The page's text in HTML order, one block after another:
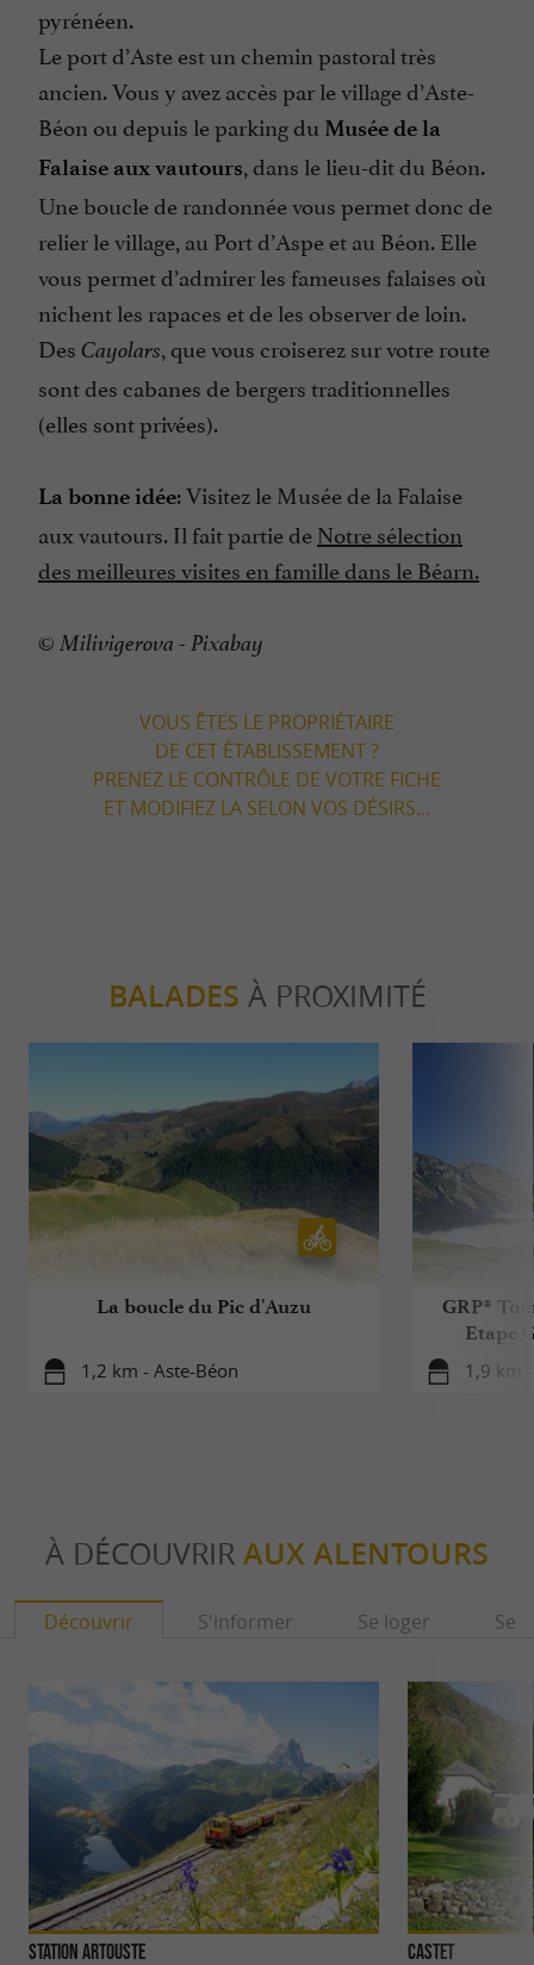
pyrénéen.
Le port d’Aste est un chemin pastoral très
ancien. Vous y avez accès par le village d’Aste-
Béon ou depuis le parking du Musée de la
Falaise aux vautours, dans le lieu-dit du Béon.
Une boucle de randonnée vous permet donc de
relier le village, au Port d’Aspe et au Béon. Elle
vous permet d’admirer les fameuses falaises où
nichent les rapaces et de les observer de loin.
Des Cayolars, que vous croiserez sur votre route
sont des cabanes de bergers traditionnelles
(elles sont privées).
La bonne idée: Visitez le Musée de la Falaise
aux vautours. Il fait partie deNotre sélection
des meilleures visites en famille dans le Béarn.
© Milivigerova - Pixabay
VOUS ÊTES LE PROPRIÉTAIRE
DE CET ÉTABLISSEMENT ?
PRENEZ LE CONTRÔLE DE VOTRE FICHE
ET MODIFIEZ LA SELON VOS DÉSIRS...
BALADES À PROXIMITÉ
La boucle du Pic d'Auzu
1,2 km - Aste-Béon
GRP®
Etape
1,9 km
À DÉCOUVRIR AUX ALENTOURS
Découvrir S'informer Se loger Se
Station Artouste Castet